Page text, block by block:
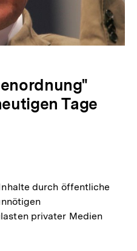
Tage
durch öffentliche
privater Medien